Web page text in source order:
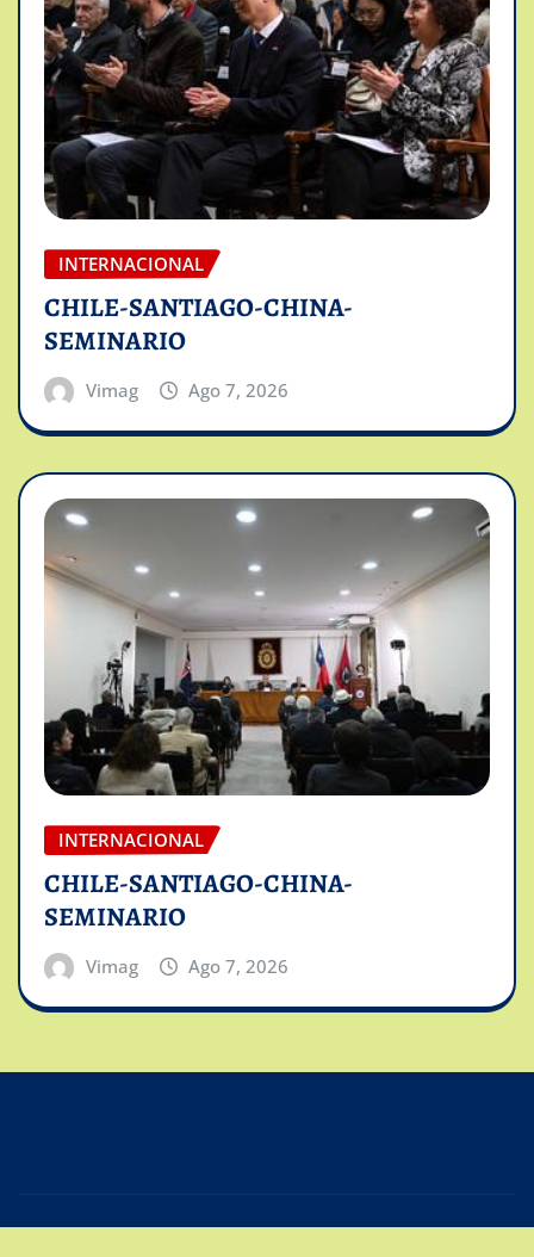
INTERNACIONAL
CHILE-SANTIAGO-CHINA-
SEMINARIO
Vimag Ago 7, 2026
INTERNACIONAL
CHILE-SANTIAGO-CHINA-
SEMINARIO
Vimag Ago 7, 2026